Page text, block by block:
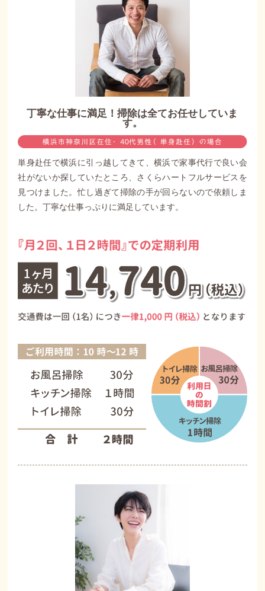
丁寧な仕事に満足！掃除は全てお任せしていま
す。
単身赴任で横浜に引っ越してきて、横浜で家事代行で良い会
社がないか探していたところ、さくらハートフルサービスを
見つけました。忙し過ぎて掃除の手が回らないので依頼しま
した。丁寧な仕事っぷりに満足しています。